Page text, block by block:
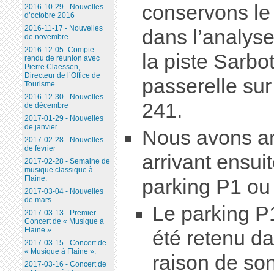
conservons
dans
la piste
passerelle
241.
Nous avons
arrivant
parking P1
Le parking
été retenu
raison de
2016-10-29 - Nouvelles
d’octobre 2016
2016-11-17 - Nouvelles
de novembre
2016-12-05- Compte-
rendu de réunion avec
Pierre Claessen,
Directeur de l’Office de
Tourisme.
2016-12-30 - Nouvelles
de décembre
2017-01-29 - Nouvelles
de janvier
2017-02-28 - Nouvelles
de février
2017-02-28 - Semaine de
musique classique à
Flaine.
2017-03-04 - Nouvelles
de mars
2017-03-13 - Premier
Concert de « Musique à
Flaine ».
2017-03-15 - Concert de
« Musique à Flaine ».
2017-03-16 - Concert de